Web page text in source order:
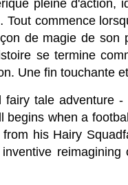
pleine d'action,
commence
de magie de son
se termine
Une fin touchante
fairy tale adventure
begins when a
his Hairy